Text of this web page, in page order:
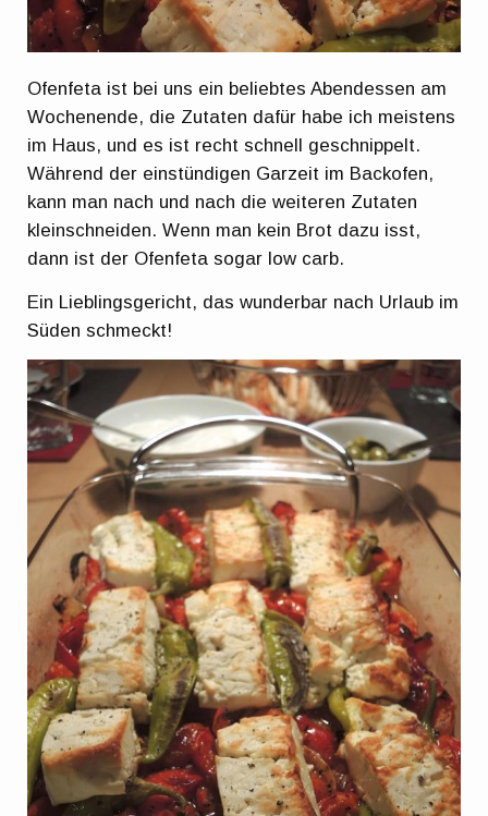
Ofenfeta ist bei uns ein beliebtes Abendessen am
Wochenende, die Zutaten dafür habe ich meistens
im Haus, und es ist recht schnell geschnippelt.
Während der einstündigen Garzeit im Backofen,
kann man nach und nach die weiteren Zutaten
kleinschneiden. Wenn man kein Brot dazu isst,
dann ist der Ofenfeta sogar low carb.
Ein Lieblingsgericht, das wunderbar nach Urlaub im
Süden schmeckt!